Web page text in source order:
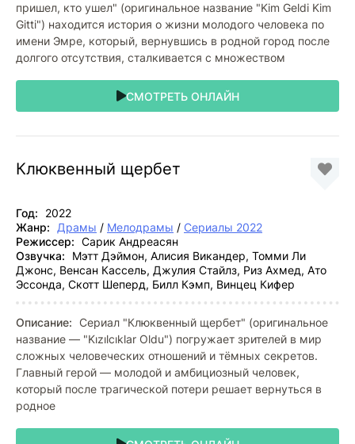
пришел, кто ушел" (оригинальное название "Kim Geldi Kim
Gitti") находится история о жизни молодого человека по
имени Эмре, который, вернувшись в родной город после
долгого отсутствия, сталкивается с множеством
СМОТРЕТЬ ОНЛАЙН
Клюквенный щербет
Год:
2022
Жанр:
Драмы / Мелодрамы / Сериалы 2022
Режиссер: Сарик Андреасян
Озвучка:
Мэтт Дэймон, Алисия Викандер, Томми Ли
Джонс, Венсан Кассель, Джулия Стайлз, Риз Ахмед, Ато
Эссонда, Скотт Шеперд, Билл Кэмп, Винцец Кифер
Описание: Сериал "Клюквенный щербет" (оригинальное
название — "Kızılcıklar Oldu") погружает зрителей в мир
сложных человеческих отношений и тёмных секретов.
Главный герой — молодой и амбициозный человек,
который после трагической потери решает вернуться в
родное